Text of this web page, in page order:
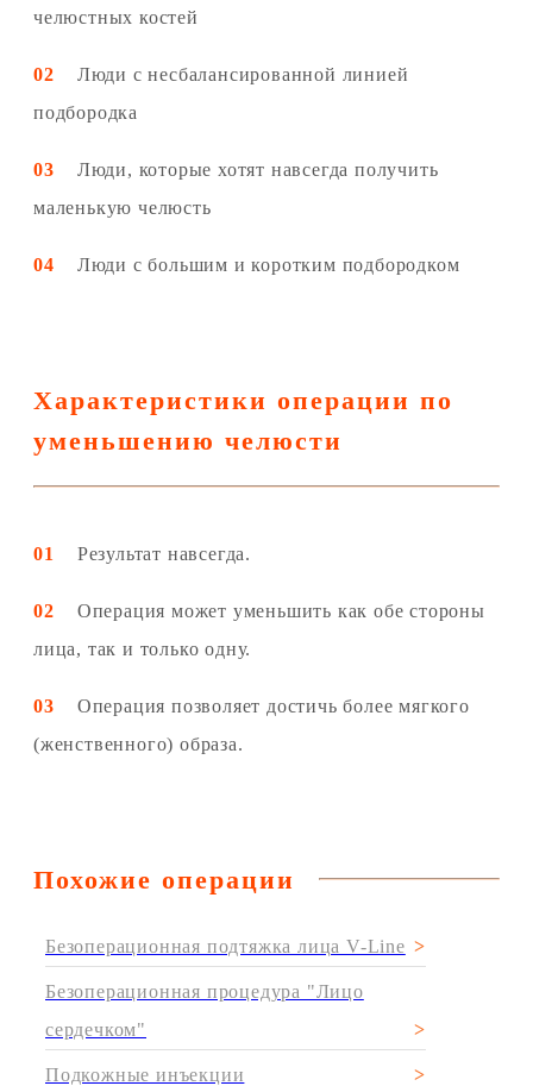
челюстных костей
02 Люди с несбалансированной линией
подбородка
03 Люди, которые хотят навсегда получить
маленькую челюсть
04 Люди с большим и коротким подбородком
Характеристики операции по
уменьшению челюсти
01 Результат навсегда.
02 Операция может уменьшить как обе стороны
лица, так и только одну.
03 Операция позволяет достичь более мягкого
(женственного) образа.
Похожие операции
Безоперационная подтяжка лица V-Line
Безоперационная процедура "Лицо
сердечком"
Подкожные инъекции